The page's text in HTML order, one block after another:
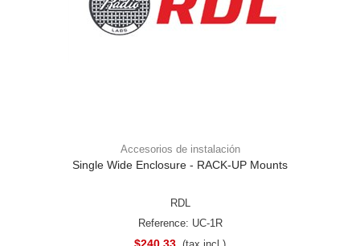
Accesorios de instalación
Single Wide Enclosure - RACK-UP Mounts
RDL
Reference: UC-1R
$240.33